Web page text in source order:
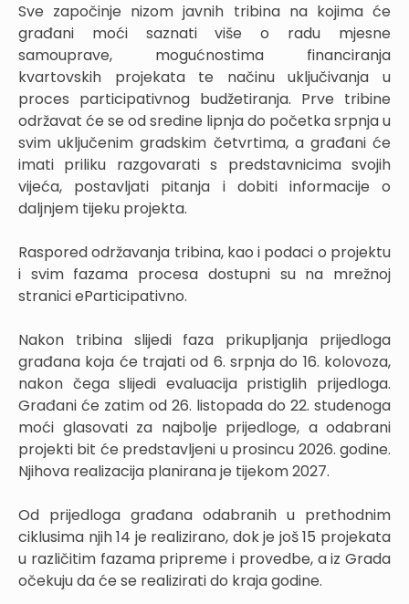
Sve započinje nizom javnih tribina na kojima će
građani moći saznati više o radu mjesne
samouprave, mogućnostima financiranja
kvartovskih projekata te načinu uključivanja u
proces participativnog budžetiranja. Prve tribine
održavat će se od sredine lipnja do početka srpnja u
svim uključenim gradskim četvrtima, a građani će
imati priliku razgovarati s predstavnicima svojih
vijeća, postavljati pitanja i dobiti informacije o
daljnjem tijeku projekta.
Raspored održavanja tribina, kao i podaci o projektu
i svim fazama procesa dostupni su na mrežnoj
stranici eParticipativno.
Nakon tribina slijedi faza prikupljanja prijedloga
građana koja će trajati od 6. srpnja do 16. kolovoza,
nakon čega slijedi evaluacija pristiglih prijedloga.
Građani će zatim od 26. listopada do 22. studenoga
moći glasovati za najbolje prijedloge, a odabrani
projekti bit će predstavljeni u prosincu 2026. godine.
Njihova realizacija planirana je tijekom 2027.
Od prijedloga građana odabranih u prethodnim
ciklusima njih 14 je realizirano, dok je još 15 projekata
u različitim fazama pripreme i provedbe, a iz Grada
očekuju da će se realizirati do kraja godine.